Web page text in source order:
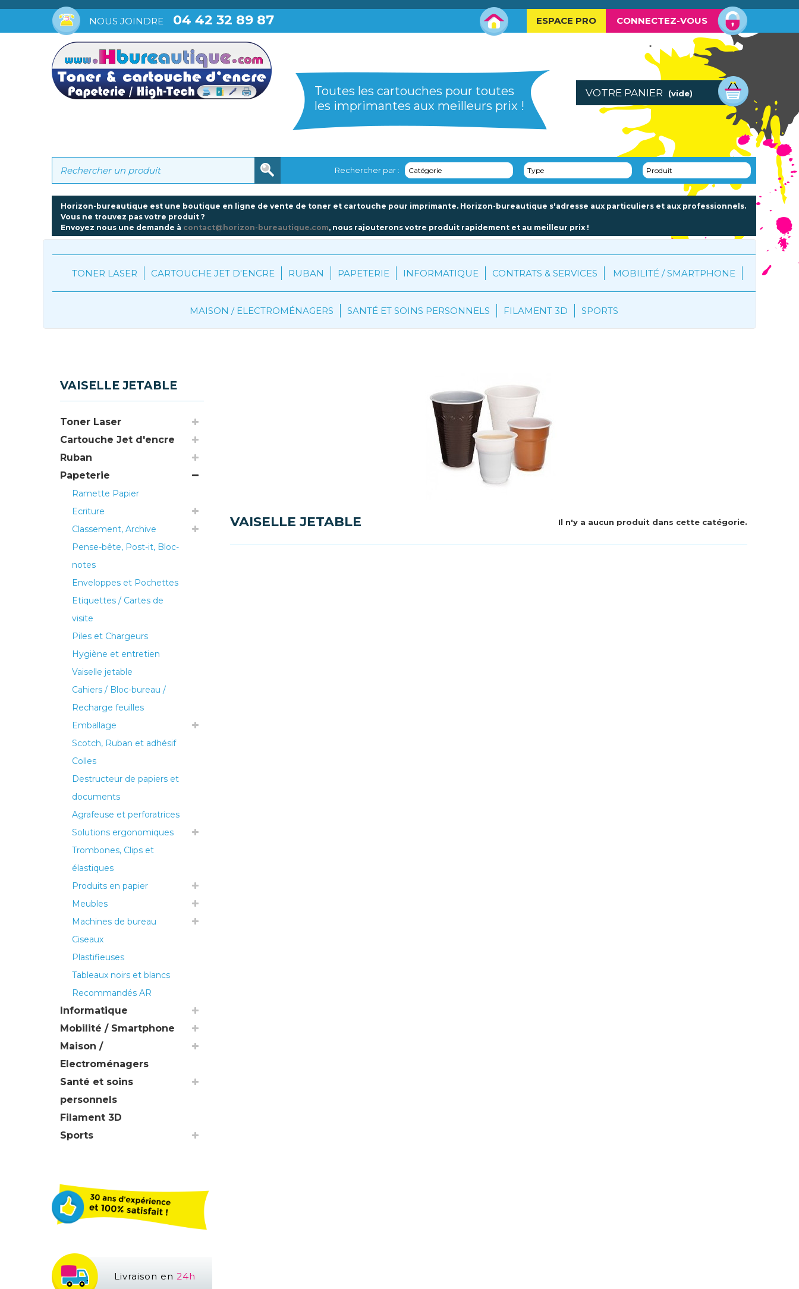
CONNECTEZ-VOUS
NOUS JOINDRE 04 42 32 89 87 ESPACE PRO
Toutes les cartouches pour toutes
les imprimantes aux meilleurs prix !
VOTRE PANIER (vide)
Rechercher par : Catégorie Type Produit
Horizon-bureautique est une boutique en ligne de vente de toner et cartouche pour imprimante. Horizon-bureautique s'adresse aux particuliers et aux professionnels.
Vous ne trouvez pas votre produit ?
Envoyez nous une demande à contact@horizon-bureautique.com, nous rajouterons votre produit rapidement et au meilleur prix !
TONER LASER CARTOUCHE JET D'ENCRE RUBAN PAPETERIE INFORMATIQUE CONTRATS & SERVICES MOBILITÉ / SMARTPHONE
MAISON / ELECTROMÉNAGERS SANTÉ ET SOINS PERSONNELS FILAMENT 3D SPORTS
VAISELLE JETABLE
Toner Laser
Cartouche Jet d'encre
Ruban
Papeterie
Ramette Papier
Ecriture
Classement, Archive
Pense-bête, Post-it, Bloc-
notes
Enveloppes et Pochettes
Etiquettes / Cartes de
visite
Piles et Chargeurs
Hygiène et entretien
Vaiselle jetable
Cahiers / Bloc-bureau /
Recharge feuilles
Emballage
Scotch, Ruban et adhésif
Colles
Destructeur de papiers et
documents
Agrafeuse et perforatrices
Solutions ergonomiques
Trombones, Clips et
élastiques
Produits en papier
Meubles
Machines de bureau
Ciseaux
Plastifieuses
Tableaux noirs et blancs
Recommandés AR
Informatique
Mobilité / Smartphone
Maison /
Electroménagers
Santé et soins
personnels
Filament 3D
Sports
Livraison en 24h
VAISELLE JETABLE Il n'y a aucun produit dans cette catégorie.